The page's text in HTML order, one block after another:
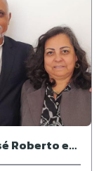
Roberto e